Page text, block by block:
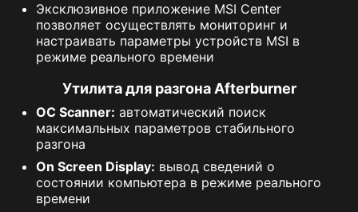
Эксклюзивное приложение MSI Center
позволяет осуществлять мониторинг и
настраивать параметры устройств MSI в
режиме реального времени
Утилита для разгона Afterburner
OC Scanner: автоматический поиск
максимальных параметров стабильного
разгона
On Screen Display: вывод сведений о
состоянии компьютера в режиме реального
времени